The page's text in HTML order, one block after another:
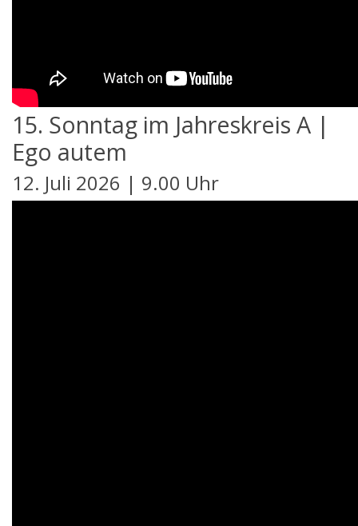
15. Sonntag im Jahreskreis A |
Ego autem
12. Juli 2026 | 9.00 Uhr